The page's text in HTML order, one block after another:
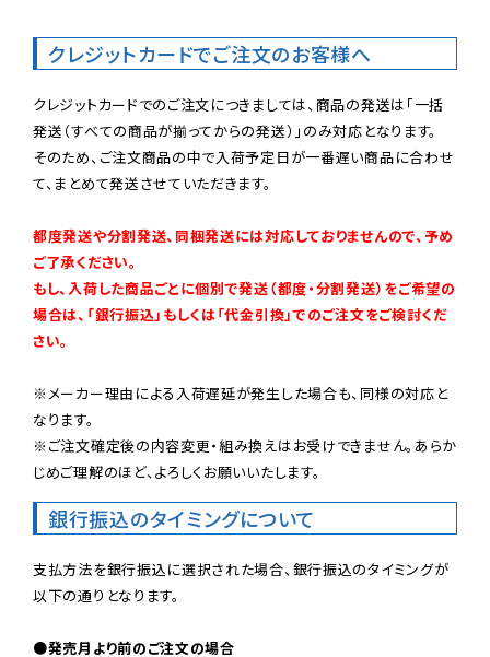
クレジットカードでご注文のお客様へ
クレジットカードでのご注文につきましては、商品の発送は「一括
発送（すべての商品が揃ってからの発送）」のみ対応となります。
そのため、ご注文商品の中で入荷予定日が一番遅い商品に合わせ
て、まとめて発送させていただきます。
都度発送や分割発送、同梱発送には対応しておりませんので、予め
ご了承ください。
もし、入荷した商品ごとに個別で発送（都度・分割発送）をご希望の
場合は、「銀行振込」もしくは「代金引換」でのご注文をご検討くだ
さい。
※メーカー理由による入荷遅延が発生した場合も、同様の対応と
なります。
※ご注文確定後の内容変更・組み換えはお受けできません。あらか
じめご理解のほど、よろしくお願いいたします。
銀行振込のタイミングについて
支払方法を銀行振込に選択された場合、銀行振込のタイミングが
以下の通りとなります。
●発売月より前のご注文の場合